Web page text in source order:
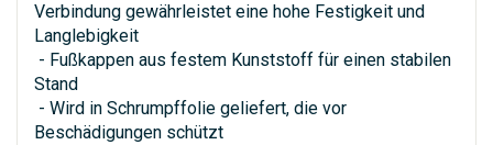
Verbindung gewährleistet eine hohe Festigkeit und
Langlebigkeit
- Fußkappen aus festem Kunststoff für einen stabilen
Stand
- Wird in Schrumpffolie geliefert, die vor
Beschädigungen schützt